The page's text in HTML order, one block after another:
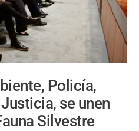
Policía,
se unen
Silvestre